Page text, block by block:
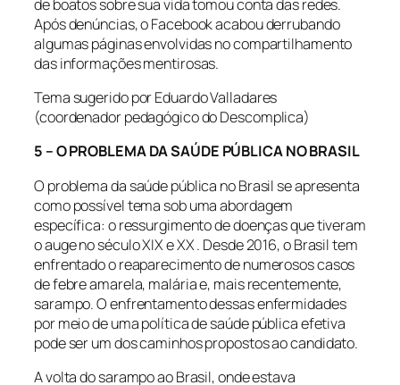
de boatos sobre sua vida tomou conta das redes.
Após denúncias, o Facebook acabou derrubando
algumas páginas envolvidas no compartilhamento
das informações mentirosas.
Tema sugerido por Eduardo Valladares
(coordenador pedagógico do Descomplica)
5 – O PROBLEMA DA SAÚDE PÚBLICA NO BRASIL
O problema da saúde pública no Brasil se apresenta
como possível tema sob uma abordagem
específica: o ressurgimento de doenças que tiveram
o auge no século XIX e XX . Desde 2016, o Brasil tem
enfrentado o reaparecimento de numerosos casos
de febre amarela, malária e, mais recentemente,
sarampo. O enfrentamento dessas enfermidades
por meio de uma política de saúde pública efetiva
pode ser um dos caminhos propostos ao candidato.
A volta do sarampo ao Brasil, onde estava